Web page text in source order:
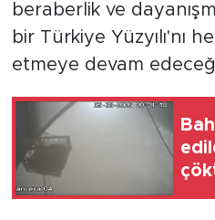
beraberlik ve
bir Türkiye Yüzyılı'nı
etmeye devam